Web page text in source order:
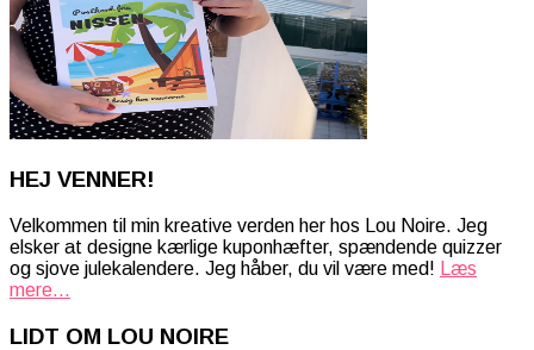
HEJ VENNER!
Velkommen til min kreative verden her hos Lou Noire. Jeg
elsker at designe kærlige kuponhæfter, spændende quizzer
og sjove julekalendere. Jeg håber, du vil være med!
Læs
mere...
LIDT OM LOU NOIRE